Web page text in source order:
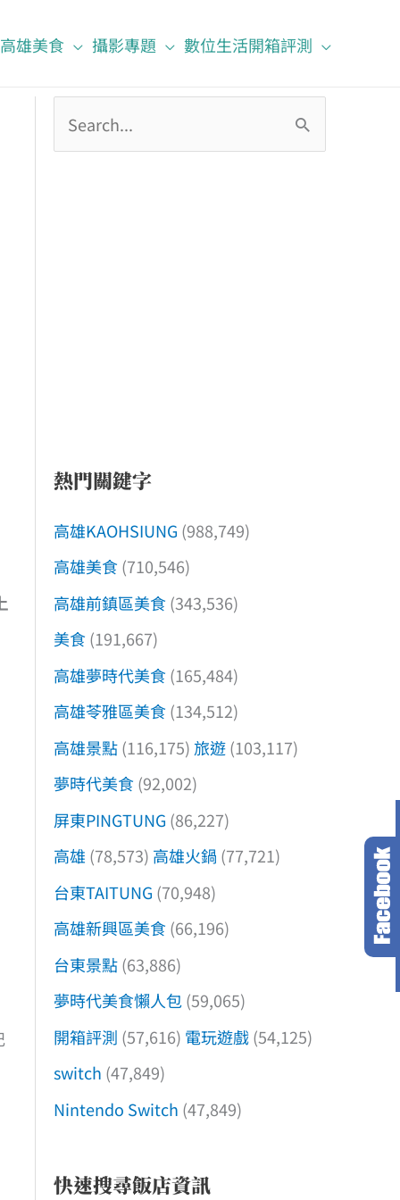
高雄美食 攝影專題 數位生活開箱評測
熱門關鍵字
高雄KAOHSIUNG (988,749)
高雄美食 (710,546)
高雄前鎮區美食 (343,536)
美食 (191,667)
高雄夢時代美食 (165,484)
高雄苓雅區美食 (134,512)
高雄景點(116,175) 旅遊(103,117)
夢時代美食 (92,002)
屏東PINGTUNG (86,227)
高雄 (78,573) 高雄火鍋 (77,721)
台東TAITUNG (70,948)
高雄新興區美食 (66,196)
台東景點(63,886)
夢時代美食懶人包(59,065)
開箱評測 (57,616) 電玩遊戲(54,125)
switch (47,849)
Nintendo Switch (47,849)
快速搜尋飯店資訊